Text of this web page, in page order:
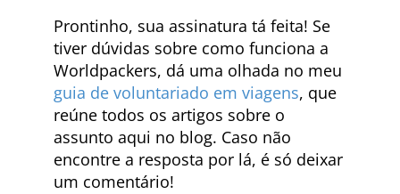
Prontinho, sua assinatura tá feita! Se
tiver dúvidas sobre como funciona a
Worldpackers, dá uma olhada no meu
guia de voluntariado em viagens, que
reúne todos os artigos sobre o
assunto aqui no blog. Caso não
encontre a resposta por lá, é só deixar
um comentário!